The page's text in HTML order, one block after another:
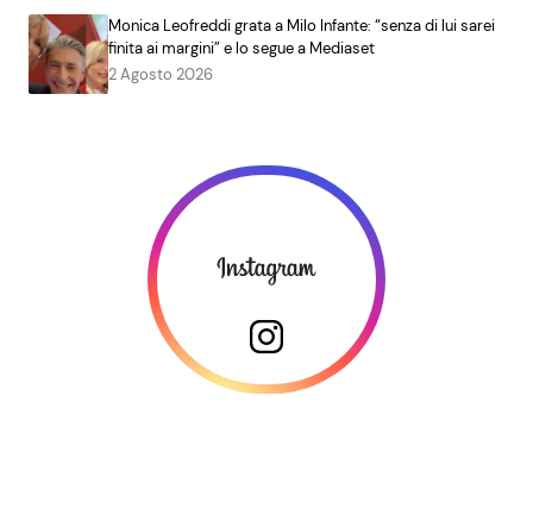
Monica Leofreddi grata a Milo Infante: “senza di lui sarei
finita ai margini” e lo segue a Mediaset
2 Agosto 2026